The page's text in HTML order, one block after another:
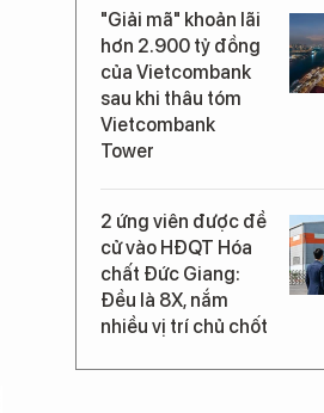
"Giải mã" khoản lãi
hơn 2.900 tỷ đồng
của Vietcombank
sau khi thâu tóm
Vietcombank
Tower
2 ứng viên được đề
cử vào HĐQT Hóa
chất Đức Giang:
Đều là 8X, nắm
nhiều vị trí chủ chốt